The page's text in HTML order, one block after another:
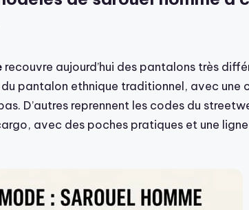
recouvre aujourd’hui des pantalons très
pantalon ethnique traditionnel, avec une
D’autres reprennent les codes du
avec des poches pratiques et une